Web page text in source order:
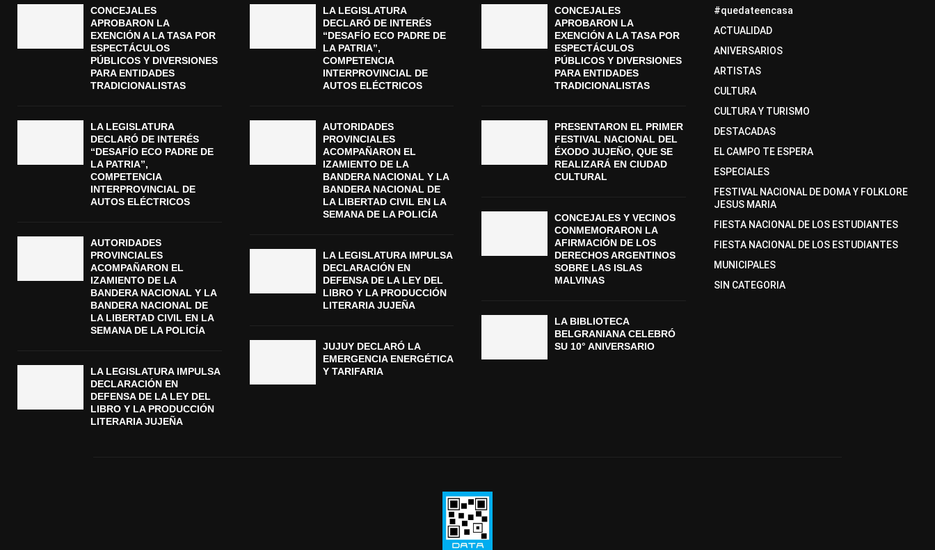
CONCEJALES
APROBARON LA
EXENCIÓN A LA TASA POR
ESPECTÁCULOS
PÚBLICOS Y DIVERSIONES
PARA ENTIDADES
TRADICIONALISTAS
LA LEGISLATURA
DECLARÓ DE INTERÉS
“DESAFÍO ECO PADRE DE
LA PATRIA”,
COMPETENCIA
INTERPROVINCIAL DE
AUTOS ELÉCTRICOS
AUTORIDADES
PROVINCIALES
ACOMPAÑARON EL
IZAMIENTO DE LA
BANDERA NACIONAL Y LA
BANDERA NACIONAL DE
LA LIBERTAD CIVIL EN LA
SEMANA DE LA POLICÍA
LA LEGISLATURA IMPULSA
DECLARACIÓN EN
DEFENSA DE LA LEY DEL
LIBRO Y LA PRODUCCIÓN
LITERARIA JUJEÑA
LA LEGISLATURA
DECLARÓ DE INTERÉS
“DESAFÍO ECO PADRE DE
LA PATRIA”,
COMPETENCIA
INTERPROVINCIAL DE
AUTOS ELÉCTRICOS
AUTORIDADES
PROVINCIALES
ACOMPAÑARON EL
IZAMIENTO DE LA
BANDERA NACIONAL Y LA
BANDERA NACIONAL DE
LA LIBERTAD CIVIL EN LA
SEMANA DE LA POLICÍA
LA LEGISLATURA IMPULSA
DECLARACIÓN EN
DEFENSA DE LA LEY DEL
LIBRO Y LA PRODUCCIÓN
LITERARIA JUJEÑA
JUJUY DECLARÓ LA
EMERGENCIA ENERGÉTICA
Y TARIFARIA
CONCEJALES
APROBARON LA
EXENCIÓN A LA TASA POR
ESPECTÁCULOS
PÚBLICOS Y DIVERSIONES
PARA ENTIDADES
TRADICIONALISTAS
PRESENTARON EL PRIMER
FESTIVAL NACIONAL DEL
ÉXODO JUJEÑO, QUE SE
REALIZARÁ EN CIUDAD
CULTURAL
CONCEJALES Y VECINOS
CONMEMORARON LA
AFIRMACIÓN DE LOS
DERECHOS ARGENTINOS
SOBRE LAS ISLAS
MALVINAS
LA BIBLIOTECA
BELGRANIANA CELEBRÓ
SU 10° ANIVERSARIO
#quedateencasa
ACTUALIDAD
ANIVERSARIOS
ARTISTAS
CULTURA
CULTURA Y TURISMO
DESTACADAS
EL CAMPO TE ESPERA
ESPECIALES
FESTIVAL NACIONAL DE DOMA Y FOLKLORE
JESUS MARIA
FIESTA NACIONAL DE LOS ESTUDIANTES
FIESTA NACIONAL DE LOS ESTUDIANTES
MUNICIPALES
SIN CATEGORIA